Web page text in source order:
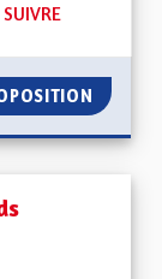
49 ABONNÉS
SUIVRE